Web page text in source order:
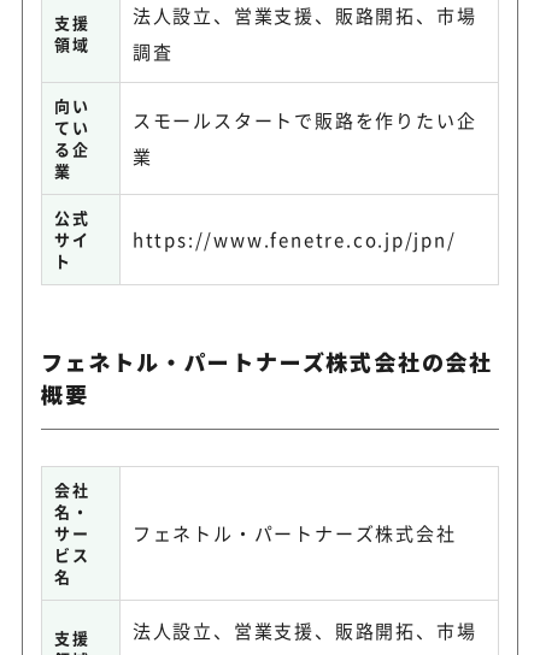
支援
領域
法人設立、営業支援、販路開拓、市場
調査
向い
てい
る企
業
スモールスタートで販路を作りたい企
業
公式
サイ
ト
https://www.fenetre.co.jp/jpn/
フェネトル・パートナーズ株式会社の会社
概要
会社
名・
サー
ビス
名
フェネトル・パートナーズ株式会社
支援
法人設立、営業支援、販路開拓、市場